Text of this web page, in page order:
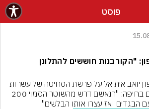
פוסט
"הקורבנות חוששים להתלונן
כתב וואלה! בחיפה והצפון יואב איתיאל על פרשת הסחיטה של עשרות
הבגדים ואז עצרו אותו הבלשים"